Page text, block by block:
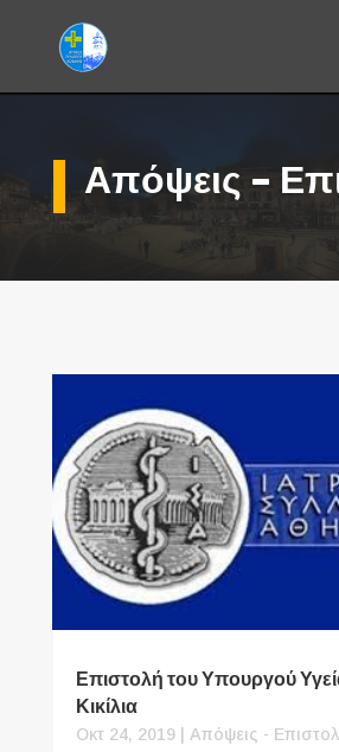
Απόψεις –
Επιστολή του Υπουργού
Κικίλια
Οκτ 24, 2019| Απόψεις -